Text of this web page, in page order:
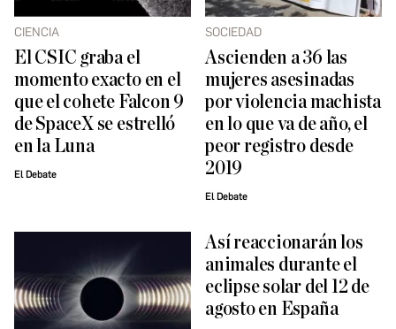
CIENCIA
El CSIC graba el
momento exacto en el
que el cohete Falcon 9
de SpaceX se estrelló
en la Luna
El Debate
SOCIEDAD
Ascienden a 36 las
mujeres asesinadas
por violencia machista
en lo que va de año, el
peor registro desde
2019
El Debate
Así reaccionarán los
animales durante el
eclipse solar del 12 de
agosto en España